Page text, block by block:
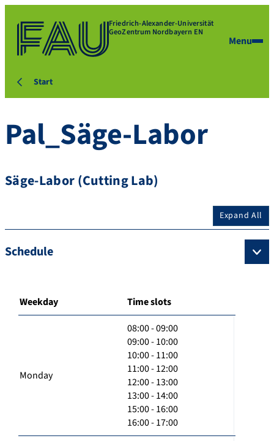
Friedrich-Alexander-Universität
GeoZentrum Nordbayern EN
Menu
Start
Pal_Säge-Labor
Säge-Labor (Cutting Lab)
Expand All
Schedule
Weekday Time slots
Monday
08:00 - 09:00
09:00 - 10:00
10:00 - 11:00
11:00 - 12:00
12:00 - 13:00
13:00 - 14:00
15:00 - 16:00
16:00 - 17:00